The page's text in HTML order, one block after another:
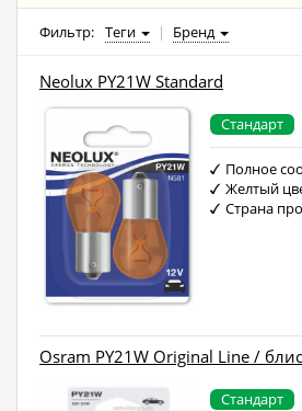
Фильтр: Теги | Бренд
Neolux PY21W Standard
Стандарт
Полное
Желтый
Страна
Osram PY21W Original Line /
Стандарт